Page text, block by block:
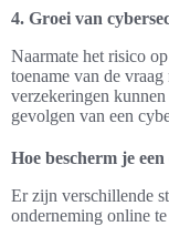
4. Groei van
Naarmate het risico
toename van de
verzekeringen
gevolgen van een
Hoe bescherm je
Er zijn verschillende
onderneming online te